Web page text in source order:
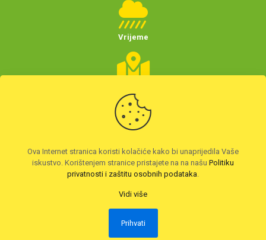
Vrijeme
(Hrvatske)
Preuzmite HAK aplikaciju
2026. © Autoklub Maksimir
Ova Internet stranica koristi kolačiće kako bi unaprijedila Vaše
iskustvo. Korištenjem stranice pristajete na na našu Politiku
privatnosti i zaštitu osobnih podataka.
Vidi više
Prihvati